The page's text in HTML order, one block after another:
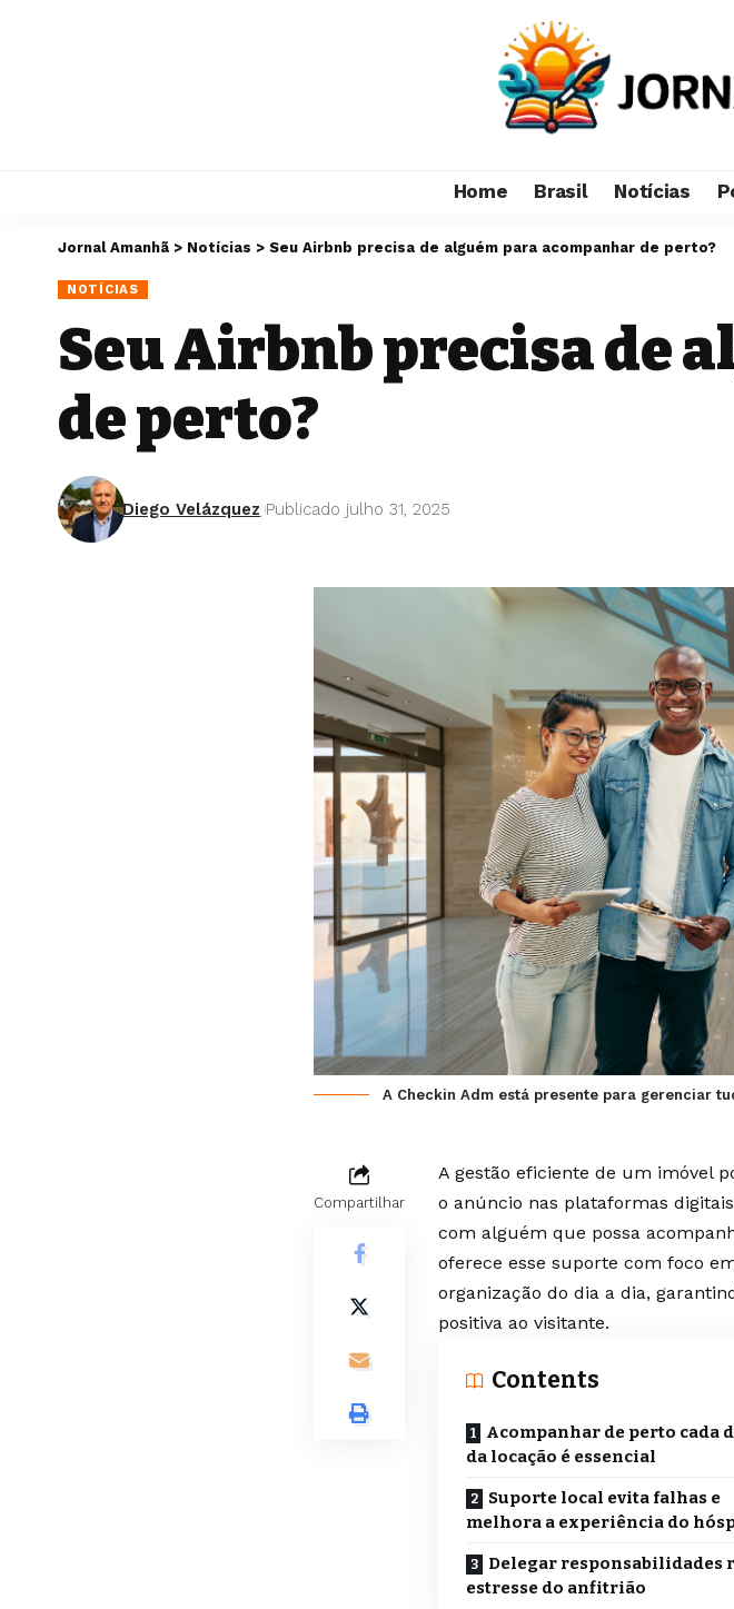
Home Brasil Notícias
Jornal Amanhã > Notícias > Seu Airbnb precisa de alguém para acompanhar de perto?
NOTÍCIAS
Seu Airbnb precisa de
de perto?
Diego Velázquez Publicado julho 31, 2025
A Checkin Adm está presente para gerenciar
Compartilhar
A gestão eficiente de um imóvel
o anúncio nas plataformas
com alguém que possa
oferece esse suporte com foco
organização do dia a dia,
positiva ao visitante.
Contents
Acompanhar de perto cada
da locação é essencial
Suporte local evita falhas e
melhora a experiência do
Delegar responsabilidades
estresse do anfitrião